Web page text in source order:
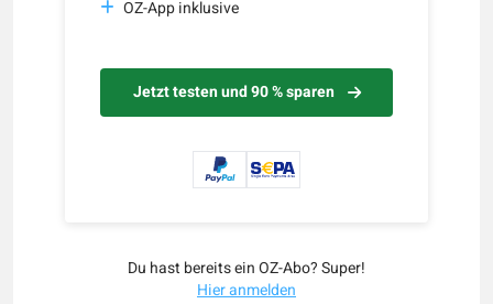
OZ-App inklusive
Jetzt testen und 90 % sparen
Du hast bereits ein OZ-Abo? Super!
Hier anmelden